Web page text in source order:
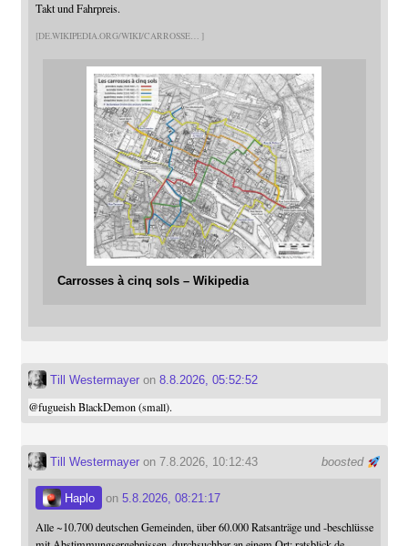
Takt und Fahrpreis.
DE.WIKIPEDIA.ORG/WIKI/CARROSSE
Carrosses à cinq sols – Wikipedia
Till Westermayeron 8.8.2026, 05:52:52
@fugueishBlackDemon (small).
boosted
Till Westermayeron 7.8.2026, 10:12:43
Haplo on 5.8.2026, 08:21:17
Alle ~10.700 deutschen Gemeinden, über 60.000 Ratsanträge und -beschlüsse